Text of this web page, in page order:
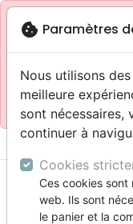
blockSite réservé
Accès pour les
Site pour le grand
menu
cookie Paramètres
Nous utilisons
meilleure
sont nécessaires,
continuer à
Cookies
Ces cookies sont
web. Ils sont
le panier et la